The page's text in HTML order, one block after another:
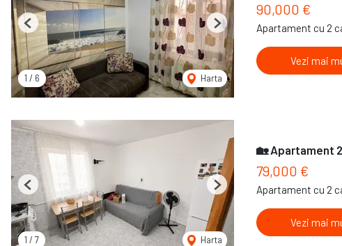
1 / 6 Harta
Previous Next
90,000 €
Apartament cu 2
Vezi mai
1 / 7 Harta
Previous Next
🏡 Apartament
79,000 €
Apartament cu 2
Vezi mai